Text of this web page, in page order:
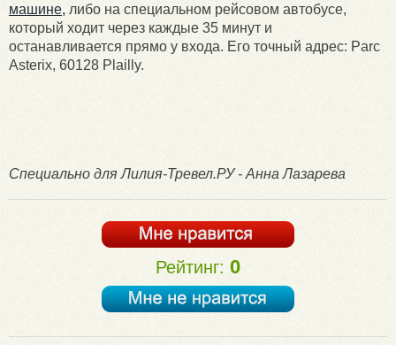
машине, либо на специальном рейсовом автобусе,
который ходит через каждые 35 минут и
останавливается прямо у входа. Его точный адрес: Parc
Asterix, 60128 Plailly.
Специально для Лилия-Тревел.РУ - Анна Лазарева
Рейтинг: 0